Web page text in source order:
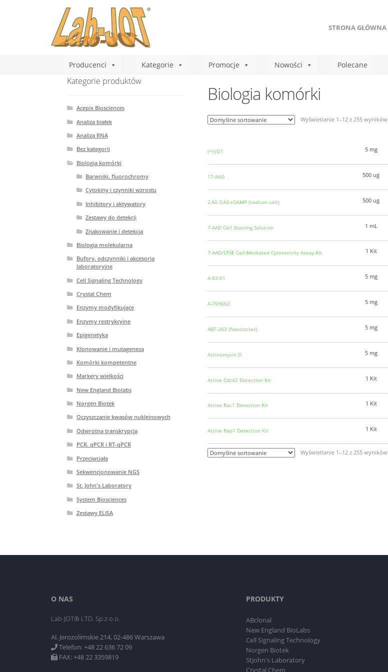
STRONA GŁÓWNA
Producenci Kategorie Promocje Nowości Polecane
Biologia komórki
Wyświetlanie 1–12 z 255 wyników
(+)-JQ1 5 mg
17-AAG 500 ug
2‚Äô.3‚Äô-cGAMP (sodium salt) 500 ug
7-AAD Cell Staining Solution 1 mL
7-AAD/CFSE Cell-Mediated Cytotoxicity Assay Kit 1 Kit
A 83-01 5 mg
A-769662 5 mg
ABT-263 (Navitoclax) 5 mg
Actinomycin D 5 mg
Active Cdc42 Detection Kit 1 Kit
Active Rac1 Detection Kit 1 Kit
Active Rap1 Detection Kit 1 Kit
Wyświetlanie 1–12 z 255 wyników
Kategorie produktów
Acepix Biosciences
Analiza białek
Analiza RNA
Bez kategorii
Biologia komórki
Barwniki. fluorochromy
Cytokiny i czynniki wzrostu
Inhibitory i aktywatory
Zestawy do detekcji
Znakowanie i detekcja
Biologia molekularna
Bufory. odczynniki i akcesoria
laboratoryjne
Cell Signaling Technology
Crystal Chem
Enzymy modyfikujące
Enzymy restrykcyjne
Epigenetyka
Klonowanie i mutageneza
Komórki kompetentne
Markery wielkości
New England Biolabs
Norgen Biotek
Oczyszczanie kwasów nukleinowych
Odwrotna transkrypcja
PCR. qPCR i RT-qPCR
Przeciwciała
Sekwencjonowanie NGS
St. John's Laboratory
System Biosciences
Zestawy ELISA
O NAS
Lab-JOT® LTD. Sp.z o.o.
Al. Jerozolimskie 214, 02-486 Warszawa
Telefon: +48 22 636 72 09
FAX: +48 22 3359819
PRODUKTY
ABclonal
New England BioLabs
Cell Signaling Technology
Norgen Biotek
StJohn's Laboratory
Crystal Chem